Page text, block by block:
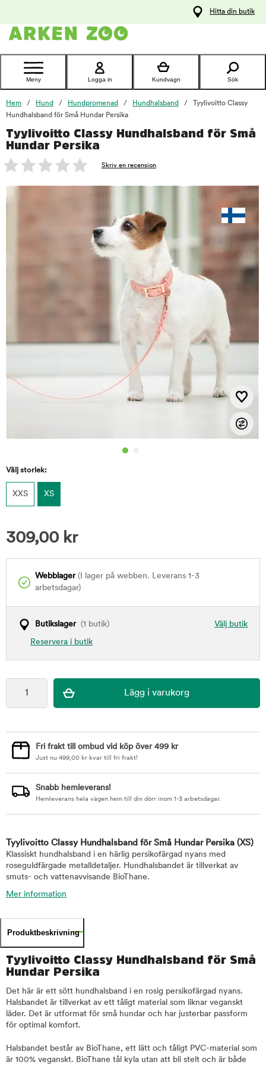
Kontakta
Hitta din butik
Meny Logga in Kundvagn Sök
Hem Hund Hundpromenad Hundhalsband
Tyylivoitto Classy
Hundhalsband för Små Hundar Persika
Tyylivoitto Classy Hundhalsband för Små
Hundar Persika
Skriv en recension
Välj storlek:
XXS XS
309,00 kr
Webblager(I lager på webben. Leverans 1-3
arbetsdagar)
Välj butik
Butikslager(1 butik)
Reservera i butik
foo
Fri frakt till ombud vid köp över 499 kr
Just nu 499,00 kr kvar till fri frakt!
Snabb hemleverans!
Hemleverans hela vägen hem till din dörr inom 1-3 arbetsdagar.
Tyylivoitto Classy Hundhalsband för Små Hundar Persika (XS)
Klassiskt hundhalsband i en härlig persikofärgad nyans med
roseguldfärgade metalldetaljer. Hundhalsbandet är tillverkat av
smuts- och vattenavvisande BioThane.
Mer information
Produktbeskrivning
Tyylivoitto Classy Hundhalsband för Små
Hundar Persika
Det här är ett sött hundhalsband i en rosig persikofärgad nyans.
Halsbandet är tillverkat av ett tåligt material som liknar veganskt
läder. Det är utformat för små hundar och har justerbar passform
för optimal komfort.
Halsbandet består av BioThane, ett lätt och tåligt PVC-material som
är 100% veganskt. BioThane tål kyla utan att bli stelt och är både